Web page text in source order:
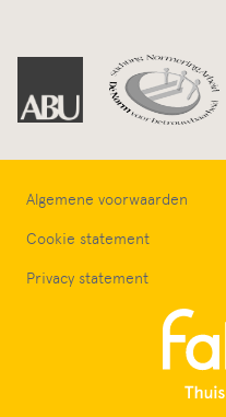
Algemene voorwaarden
Cookie statement
Privacy statement